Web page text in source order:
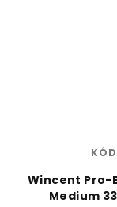
Wincent Pro-
Medium